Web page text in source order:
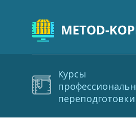
Курсы
переподготовки